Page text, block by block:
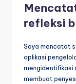
refleksi
Saya mencatat
aplikasi
mengidentifikasi
membuat